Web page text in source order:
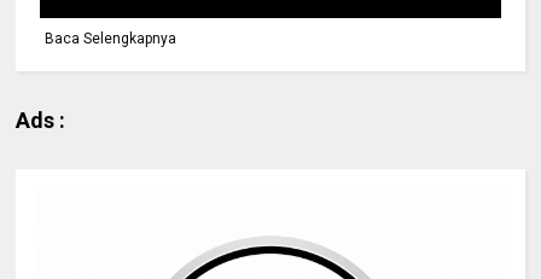
Baca Selengkapnya
Ads :